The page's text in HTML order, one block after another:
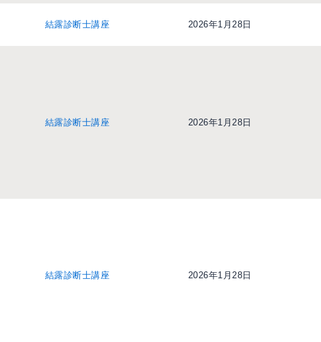
結露診断士講座 2026年1月28日
結露診断士講座 2026年1月28日
結露診断士講座 2026年1月28日